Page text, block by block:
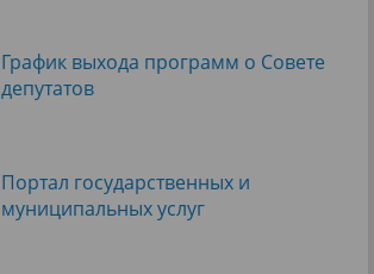
График выхода программ о Cовете
депутатов
Портал государственных и
муниципальных услуг